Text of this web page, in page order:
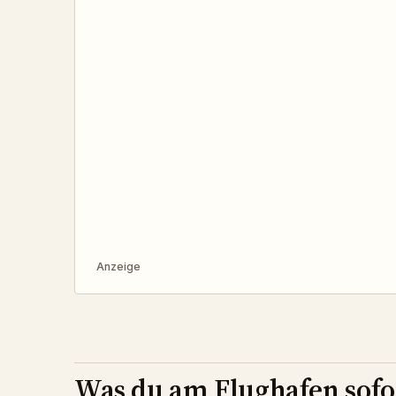
Anzeige